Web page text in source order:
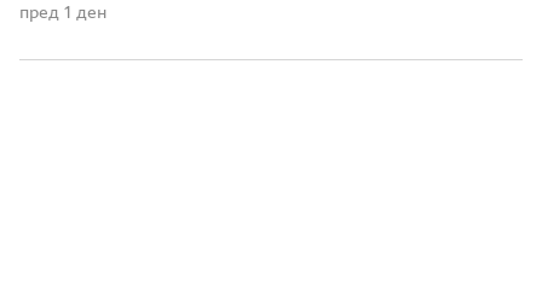
исправна за пиење, изјави директорот на Дирекцијата
дека конечната одлука ќе ја донесе Агенцијата за
пред 1 ден